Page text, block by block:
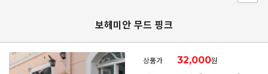
보헤미안 무드 핑크
상품가 32,000원